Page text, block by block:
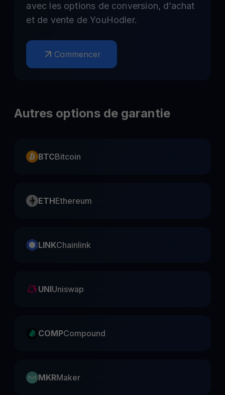
avec les options de conversion, d’achat
et de vente de YouHodler.
Commencer
Autres options de garantie
BTCBitcoin
ETHEthereum
LINKChainlink
UNIUniswap
COMPCompound
MKRMaker